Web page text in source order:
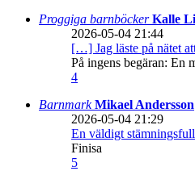
Proggiga barnböckerKalle
2026-05-04 21:44
[…] Jag läste på nätet
På ingens begäran: En
4
BarnmarkMikael Andersson
2026-05-04 21:29
En väldigt
Finisa
5